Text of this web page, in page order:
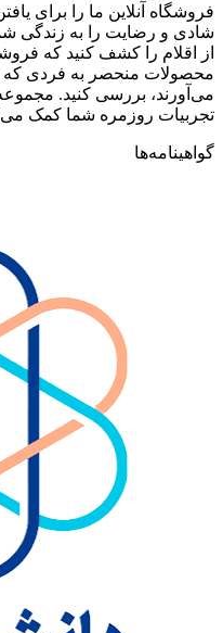
فروشگاه آنلاین ما را برای
شادی و رضایت را به زندگی
از اقلام را کشف کنید که
محصولات منحصر به فردی که
می‌آورند، بررسی کنید.
تجربیات روزمره شما کمک
گواهینامه‌ها